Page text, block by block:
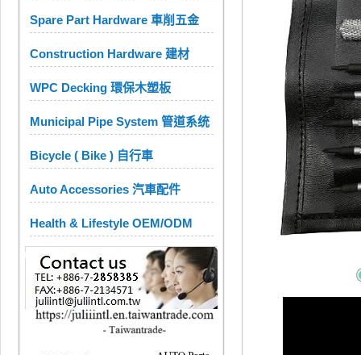
Spare Part Hardware 車削五金
Construction Hardware 建材
WPC Decking 環保木塑板
Municipal Pipe System 管道系统
Bicycle ( Bike ) 自行車
Auto Accessories 汽車配件
Health & Lifestyle OEM/ODM